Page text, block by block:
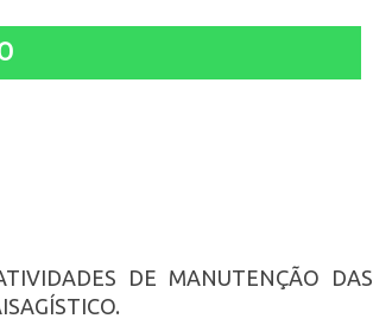
DE MANUTENÇÃO DAS